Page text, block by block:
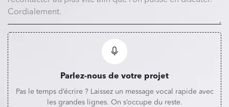
Parlez-nous de votre projet
Pas le temps d’écrire ? Laissez un message vocal rapide avec
les grandes lignes. On s’occupe du reste.